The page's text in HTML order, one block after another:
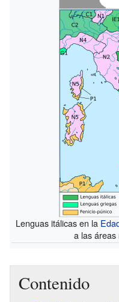
Lenguas itálicas en la
a las
Contenido